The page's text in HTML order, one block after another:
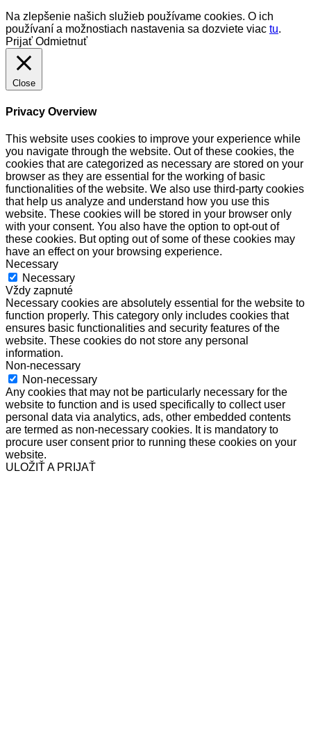
Na zlepšenie našich služieb používame cookies. O ich
používaní a možnostiach nastavenia sa dozviete viac tu.
Prijať Odmietnuť
Close
Privacy Overview
This website uses cookies to improve your experience while
you navigate through the website. Out of these cookies, the
cookies that are categorized as necessary are stored on your
browser as they are essential for the working of basic
functionalities of the website. We also use third-party cookies
that help us analyze and understand how you use this
website. These cookies will be stored in your browser only
with your consent. You also have the option to opt-out of
these cookies. But opting out of some of these cookies may
have an effect on your browsing experience.
Necessary
Necessary
Vždy zapnuté
Necessary cookies are absolutely essential for the website to
function properly. This category only includes cookies that
ensures basic functionalities and security features of the
website. These cookies do not store any personal
information.
Non-necessary
Non-necessary
Any cookies that may not be particularly necessary for the
website to function and is used specifically to collect user
personal data via analytics, ads, other embedded contents
are termed as non-necessary cookies. It is mandatory to
procure user consent prior to running these cookies on your
website.
ULOŽIŤ A PRIJAŤ